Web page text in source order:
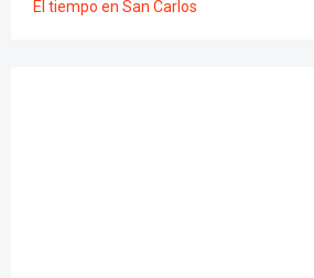
El tiempo en San Carlos